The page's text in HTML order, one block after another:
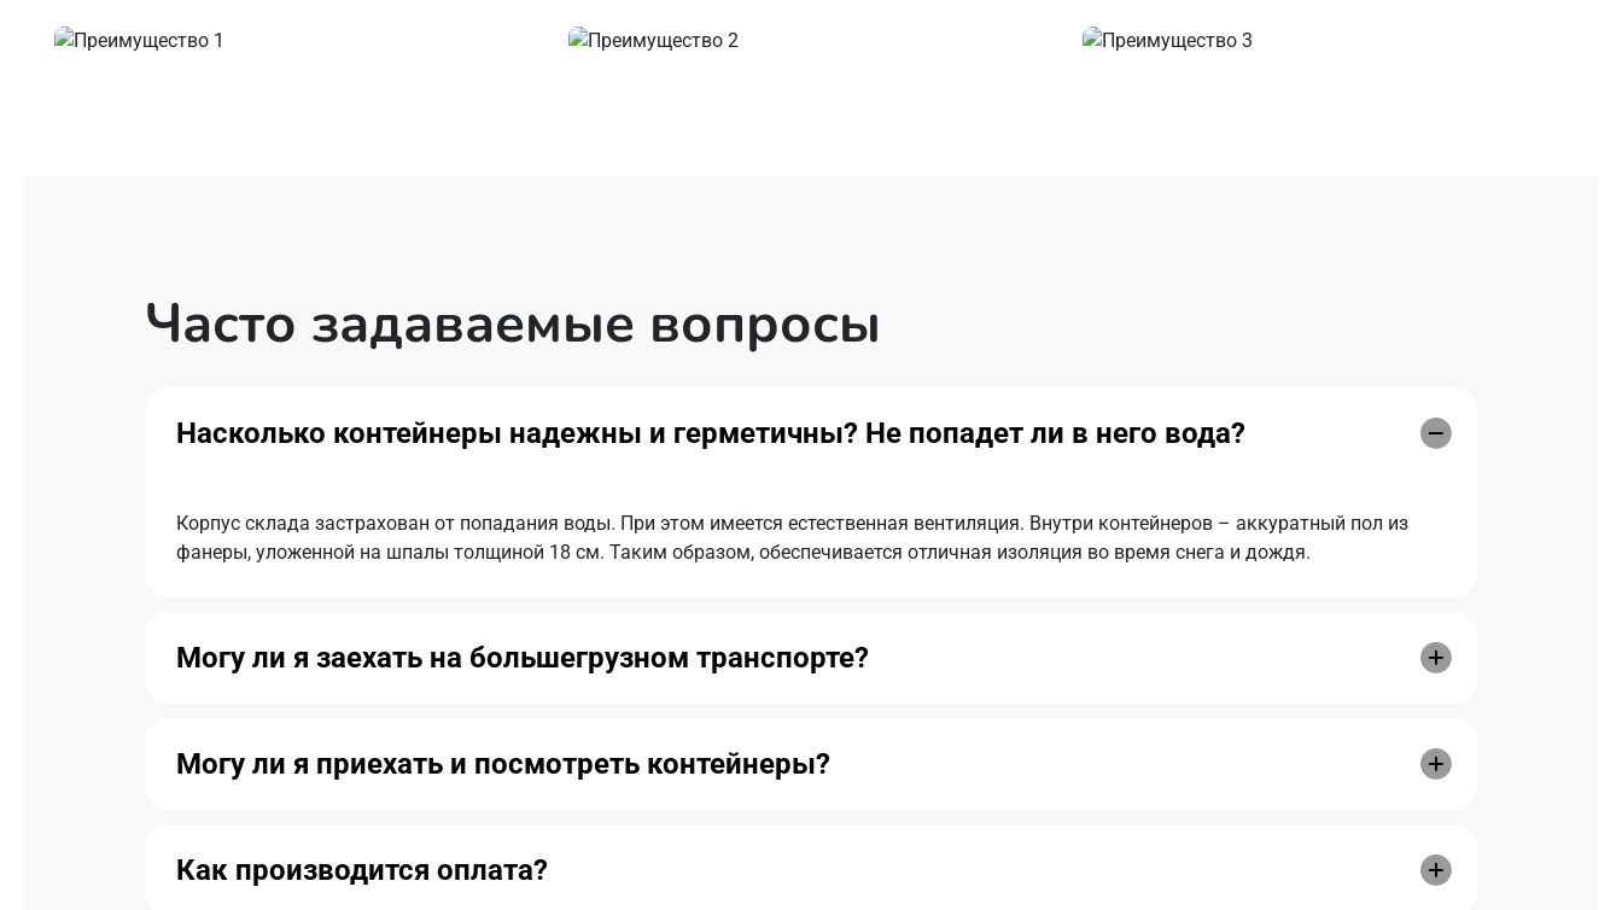
Часто задаваемые вопросы
Насколько контейнеры надежны и герметичны? Не попадет ли в него вода?
Корпус склада застрахован от попадания воды. При этом имеется естественная вентиляция. Внутри контейнеров – аккуратный пол из
фанеры, уложенной на шпалы толщиной 18 см. Таким образом, обеспечивается отличная изоляция во время снега и дождя.
Могу ли я заехать на большегрузном транспорте?
Могу ли я приехать и посмотреть контейнеры?
Как производится оплата?